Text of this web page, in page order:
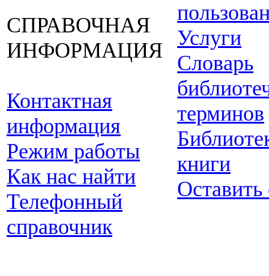
СПРАВОЧНАЯ
ИНФОРМАЦИЯ
Контактная
информация
Режим работы
Как нас найти
Телефонный
справочник
Услуги
Словарь
терминов
книги
Оставить